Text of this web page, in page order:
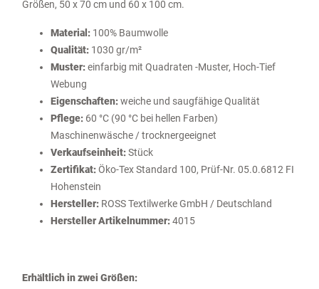
Größen, 50 x 70 cm und 60 x 100 cm.
Material: 100% Baumwolle
Qualität: 1030 gr/m²
Muster:einfarbig mit Quadraten -Muster, Hoch-Tief
Webung
Eigenschaften:weiche und saugfähige Qualität
Pflege: 60 °C (90 °C bei hellen Farben)
Maschinenwäsche / trocknergeeignet
Verkaufseinheit:Stück
Zertifikat:Öko-Tex Standard 100, Prüf-Nr. 05.0.6812 FI
Hohenstein
Hersteller: ROSS Textilwerke GmbH / Deutschland
Hersteller Artikelnummer:4015
Erhältlich in zwei Größen: